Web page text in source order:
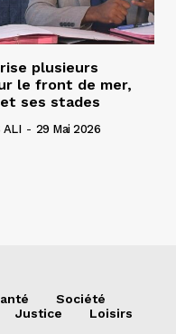
plusieurs
le front de mer,
ses stades
ALI - 29 Mai 2026
Société
Justice Loisirs